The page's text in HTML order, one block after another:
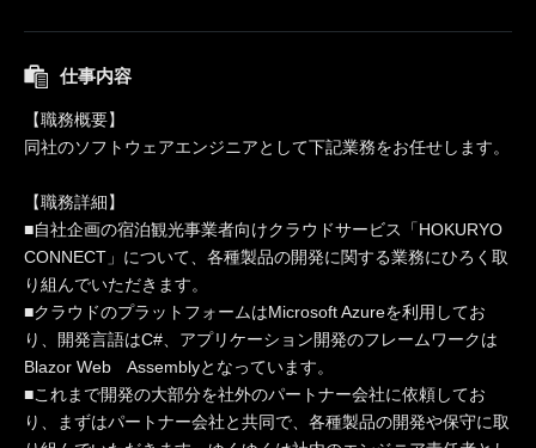
仕事内容
【職務概要】
同社のソフトウェアエンジニアとして下記業務をお任せします。
【職務詳細】
■自社企画の宿泊観光事業者向けクラウドサービス「HOKURYO
CONNECT」について、各種製品の開発に関する業務にひろく取
り組んでいただきます。
■クラウドのプラットフォームはMicrosoft Azureを利用してお
り、開発言語はC#、アプリケーション開発のフレームワークは
Blazor Web Assemblyとなっています。
■これまで開発の大部分を社外のパートナー会社に依頼してお
り、まずはパートナー会社と共同で、各種製品の開発や保守に取